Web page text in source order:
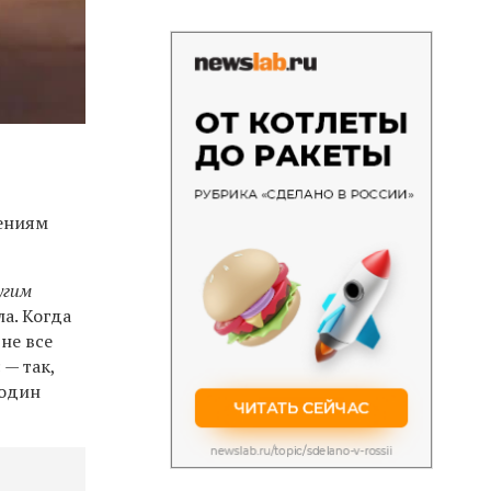
Когда
все
так,